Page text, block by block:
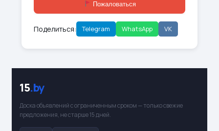
Пожаловаться
Поделиться: Telegram WhatsApp VK
15.by
Доска объявлений с ограниченным сроком — только свежие
предложения, не старше 15 дней.